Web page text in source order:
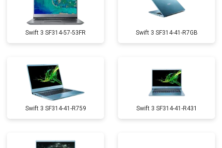
Swift 3 SF314-57-53FR Swift 3 SF314-41-R7GB
Swift 3 SF314-41-R759 Swift 3 SF314-41-R431